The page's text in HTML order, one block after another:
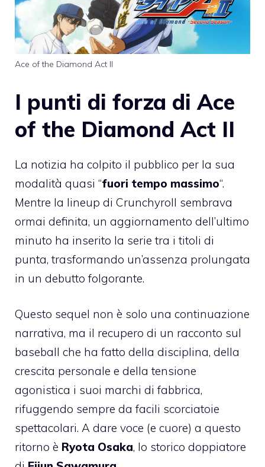
Ace of the Diamond Act II
I punti di forza di Ace
of the Diamond Act II
La notizia ha colpito il pubblico per la sua
modalità quasi “fuori tempo massimo“.
Mentre la lineup di Crunchyroll sembrava
ormai definita, un aggiornamento dell’ultimo
minuto ha inserito la serie tra i titoli di
punta, trasformando un’assenza prolungata
in un debutto folgorante.
Questo sequel non è solo una continuazione
narrativa, ma il recupero di un racconto sul
baseball che ha fatto della disciplina, della
crescita personale e della tensione
agonistica i suoi marchi di fabbrica,
rifuggendo sempre da facili scorciatoie
spettacolari. A dare voce (e cuore) a questo
ritorno è Ryota Osaka, lo storico doppiatore